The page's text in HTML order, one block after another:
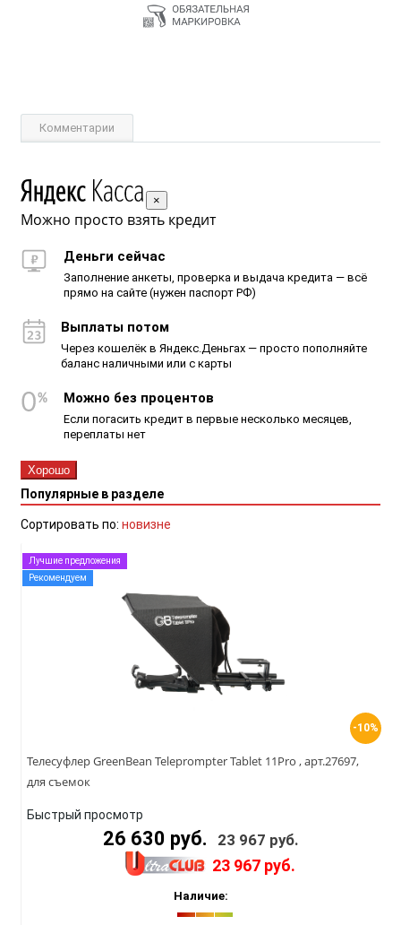
Комментарии
×
Можно просто взять кредит
Деньги сейчас
Заполнение анкеты, проверка и выдача кредита — всё
прямо на сайте (нужен паспорт РФ)
Выплаты потом
Через кошелёк в Яндекс.Деньгах — просто пополняйте
баланс наличными или с карты
Можно без процентов
Если погасить кредит в первые несколько месяцев,
переплаты нет
Хорошо
Популярные в разделе
Сортировать по: новизне
-10%
Лучшие предложения
Рекомендуем
Телесуфлер GreenBean Teleprompter Tablet 11Pro , арт.27697,
для съемок
Быстрый просмотр
26 630 руб. 23 967 руб.
23 967 руб.
Наличие: